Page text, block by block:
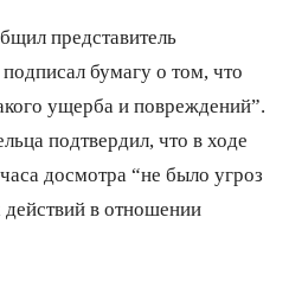
представитель
бумагу о том, что
ущерба и повреждений”.
подтвердил, что в ходе
досмотра “не было угроз
в отношении